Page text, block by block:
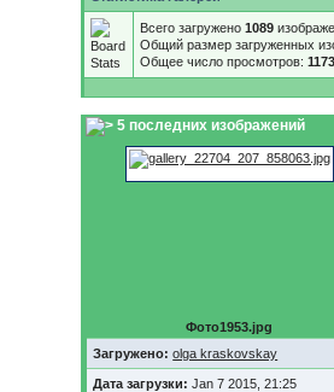
Всего загружено1089
Общий размер загруженных
Общее число просмотров:
5 последних изображений
Фото1953.jpg
Загружено: olga kraskovskay
Дата загрузки:Jan 7 2015, 21:25